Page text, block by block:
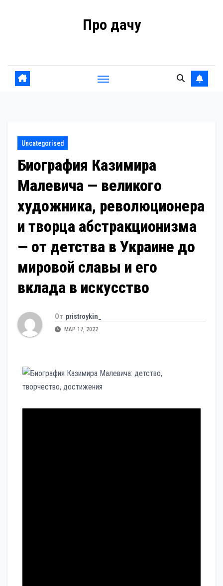
Про дачу
Uncategorised
Биография Казимира
Малевича — великого
художника, революционера
и творца абстракционизма
— от детства в Украине до
мировой славы и его
вклада в искусство
От pristroykin_
МАР 17, 2022